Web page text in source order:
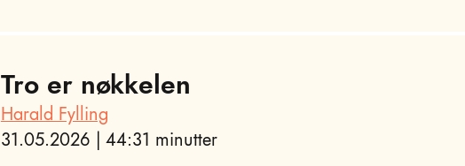
Tro er nøkkelen
Harald Fylling
31.05.2026 | 44:31 minutter